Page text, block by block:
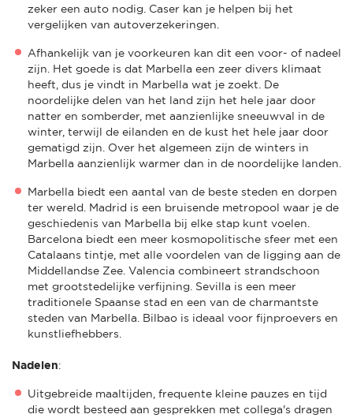
zeker een auto nodig. Caser kan je helpen bij het
vergelijken van autoverzekeringen.
Afhankelijk van je voorkeuren kan dit een voor- of nadeel
zijn. Het goede is dat Marbella een zeer divers klimaat
heeft, dus je vindt in Marbella wat je zoekt. De
noordelijke delen van het land zijn het hele jaar door
natter en somberder, met aanzienlijke sneeuwval in de
winter, terwijl de eilanden en de kust het hele jaar door
gematigd zijn. Over het algemeen zijn de winters in
Marbella aanzienlijk warmer dan in de noordelijke landen.
Marbella biedt een aantal van de beste steden en dorpen
ter wereld. Madrid is een bruisende metropool waar je de
geschiedenis van Marbella bij elke stap kunt voelen.
Barcelona biedt een meer kosmopolitische sfeer met een
Catalaans tintje, met alle voordelen van de ligging aan de
Middellandse Zee. Valencia combineert strandschoon
met grootstedelijke verfijning. Sevilla is een meer
traditionele Spaanse stad en een van de charmantste
steden van Marbella. Bilbao is ideaal voor fijnproevers en
kunstliefhebbers.
Nadelen:
Uitgebreide maaltijden, frequente kleine pauzes en tijd
die wordt besteed aan gesprekken met collega's dragen